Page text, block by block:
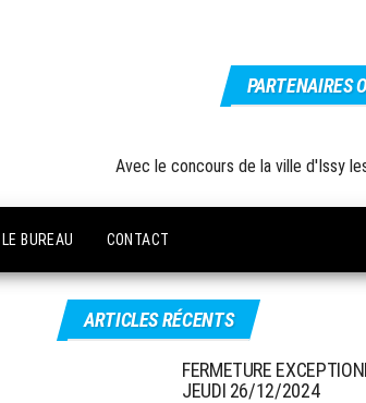
PARTENAIRES
Avec le concours de la ville d'Issy
LE BUREAU CONTACT
ARTICLES RÉCENTS
FERMETURE
JEUDI 26/12/2024